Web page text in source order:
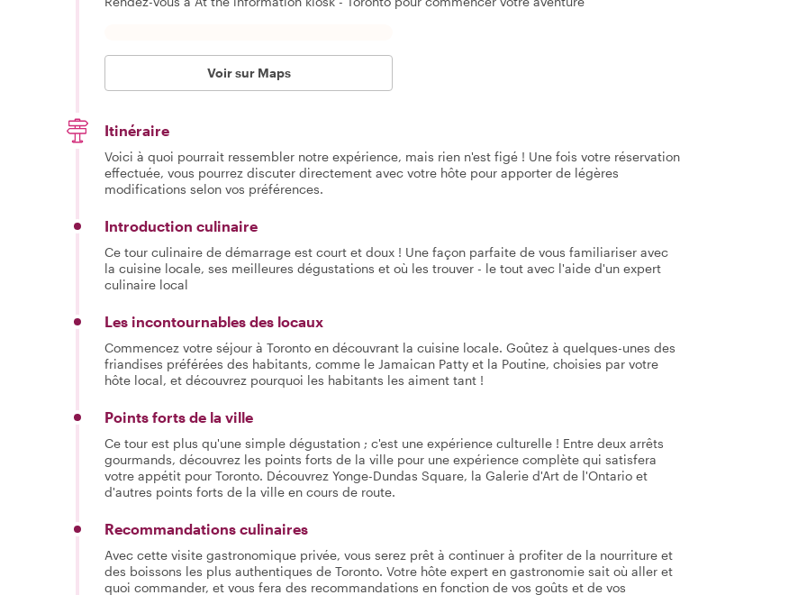
Voir sur Maps
Itinéraire
Voici à quoi pourrait ressembler notre expérience, mais rien n'est figé ! Une fois votre réservation
effectuée, vous pourrez discuter directement avec votre hôte pour apporter de légères
modifications selon vos préférences.
Introduction culinaire
Ce tour culinaire de démarrage est court et doux ! Une façon parfaite de vous familiariser avec
la cuisine locale, ses meilleures dégustations et où les trouver - le tout avec l'aide d'un expert
culinaire local
Les incontournables des locaux
Commencez votre séjour à Toronto en découvrant la cuisine locale. Goûtez à quelques-unes des
friandises préférées des habitants, comme le Jamaican Patty et la Poutine, choisies par votre
hôte local, et découvrez pourquoi les habitants les aiment tant !
Points forts de la ville
Ce tour est plus qu'une simple dégustation ; c'est une expérience culturelle ! Entre deux arrêts
gourmands, découvrez les points forts de la ville pour une expérience complète qui satisfera
votre appétit pour Toronto. Découvrez Yonge-Dundas Square, la Galerie d'Art de l'Ontario et
d'autres points forts de la ville en cours de route.
Recommandations culinaires
Avec cette visite gastronomique privée, vous serez prêt à continuer à profiter de la nourriture et
des boissons les plus authentiques de Toronto. Votre hôte expert en gastronomie sait où aller et
quoi commander, et vous fera des recommandations en fonction de vos goûts et de vos